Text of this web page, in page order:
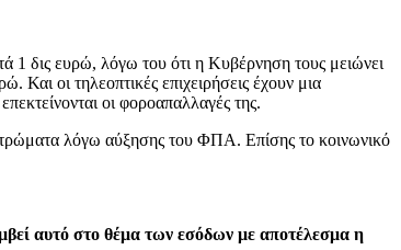
1 δις ευρώ, λόγω του ότι η Κυβέρνηση τους μειώνει
Και οι τηλεοπτικές επιχειρήσεις έχουν μια
οι φοροαπαλλαγές της.
λόγω αύξησης του ΦΠΑ. Επίσης το κοινωνικό
αυτό στο θέμα των εσόδων με αποτέλεσμα η